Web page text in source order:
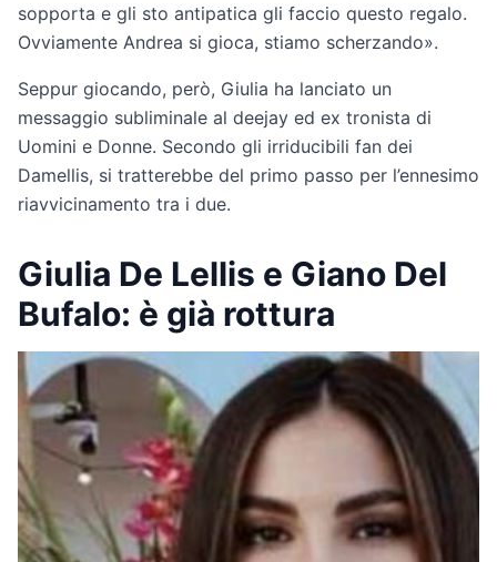
sopporta e gli sto antipatica gli faccio questo regalo.
Ovviamente Andrea si gioca, stiamo scherzando».
Seppur giocando, però, Giulia ha lanciato un
messaggio subliminale al deejay ed ex tronista di
Uomini e Donne. Secondo gli irriducibili fan dei
Damellis, si tratterebbe del primo passo per l’ennesimo
riavvicinamento tra i due.
Giulia De Lellis e Giano Del
Bufalo: è già rottura